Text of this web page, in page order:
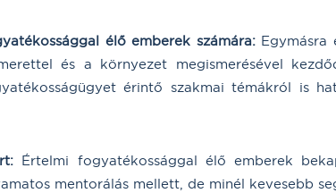
élő emberek számára:Egymásra
és a környezet megismerésével
érintő szakmai témákról is
Értelmi fogyatékossággal élő emberek
mentorálás mellett, de minél kevesebb